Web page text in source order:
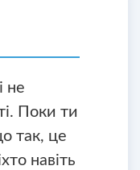
не
Поки ти
так, це
навіть